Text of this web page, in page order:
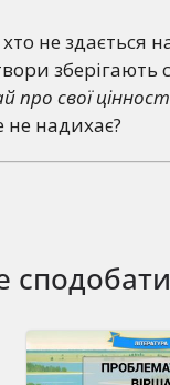
не здається
про свої
не надихає?